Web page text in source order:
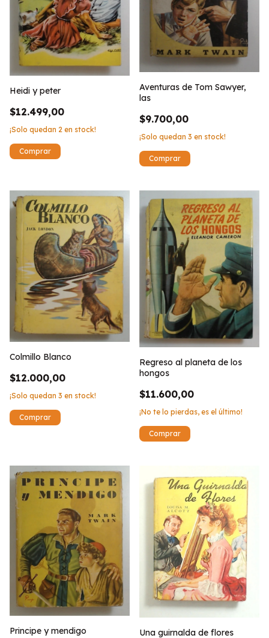
Heidi y peter
$12.499,00
¡Solo quedan 2 en stock!
Aventuras de Tom Sawyer,
las
$9.700,00
¡Solo quedan 3 en stock!
Colmillo Blanco
$12.000,00
¡Solo quedan 3 en stock!
Regreso al planeta de los
hongos
$11.600,00
¡No te lo pierdas, es el último!
Principe y mendigo Una guirnalda de flores